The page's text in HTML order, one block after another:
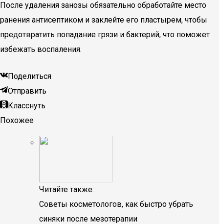
После удаления занозы обязательно обработайте место
ранения антисептиком и заклейте его пластырем, чтобы
предотвратить попадание грязи и бактерий, что поможет
избежать воспаления.
Поделиться
Отправить
Класснуть
Похожее
Читайте также:
Советы косметологов, как быстро убрать
синяки после мезотерапии